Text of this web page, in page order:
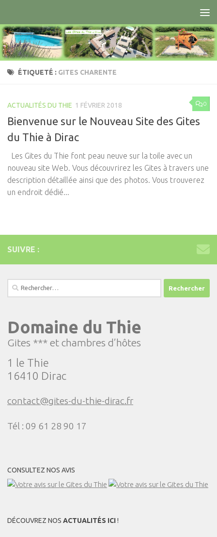
ÉTIQUETÉ : GITES CHARENTE
0
ACTUALITÉS DU THIE 1 FÉVRIER 2018
Bienvenue sur le Nouveau Site des Gites
du Thie à Dirac
Les Gites du Thie font peau neuve sur la toile avec un
nouveau site Web. Vous découvrirez les Gites à travers une
description détaillée ainsi que des photos. Vous trouverez
un endroit dédié...
SUIVRE :
Rechercher :
Domaine du Thie
Gites *** et chambres d’hôtes
1 le Thie
16410 Dirac
contact@gites-du-thie-dirac.fr
Tél : 09 61 28 90 17
CONSULTEZ NOS AVIS
DÉCOUVREZ NOS ACTUALITÉS ICI!